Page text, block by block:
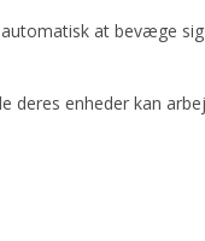
at bevæge
enheder kan